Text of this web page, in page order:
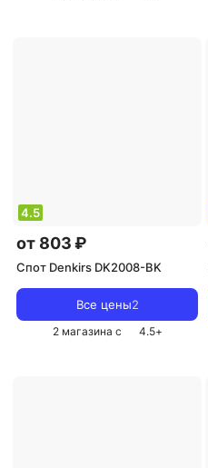
4.5
от 803 ₽
Спот Denkirs DK2008-BK
Все цены2
2 магазина с 4.5+